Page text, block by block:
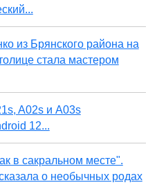
из Брянского района на
стала мастером
A02s и A03s
12...
в сакральном месте".
о необычных родах